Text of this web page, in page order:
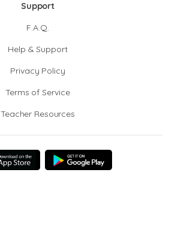
Support
F.A.Q.
Help & Support
Privacy Policy
Terms of Service
Teacher Resources